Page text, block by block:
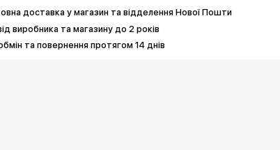
доставка у магазин та відделення Нової Пошти
виробника та магазину до 2 років
та повернення протягом 14 днів